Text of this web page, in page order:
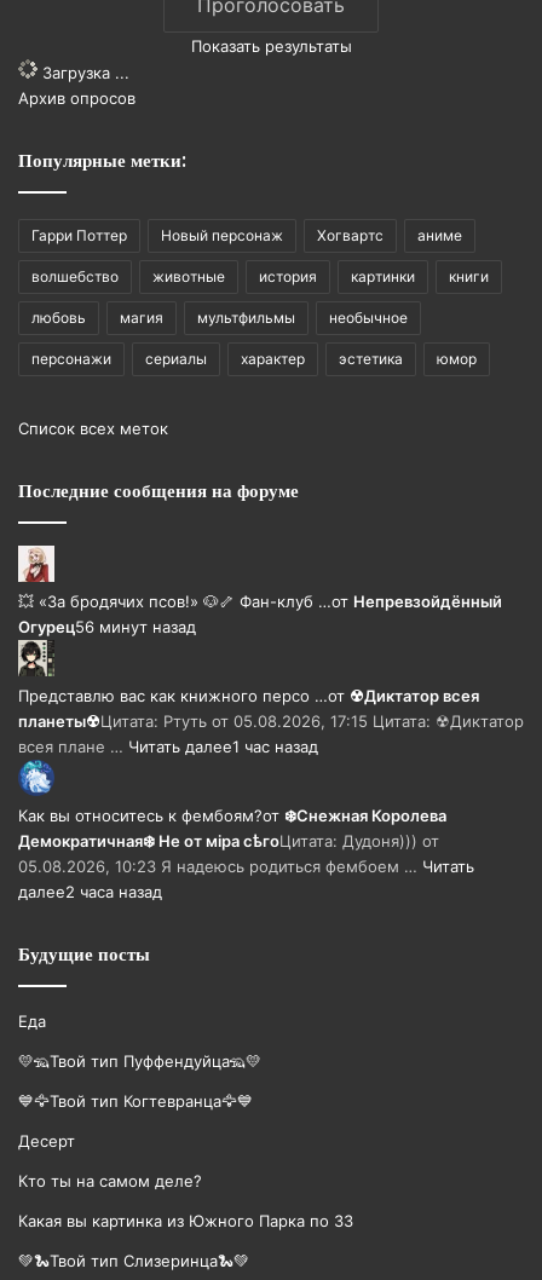
Показать результаты
Загрузка ...
Архив опросов
Популярные метки:
Гарри Поттер Новый персонаж Хогвартс аниме
волшебство животные история картинки книги
любовь магия мультфильмы необычное
персонажи сериалы характер эстетика юмор
Список всех меток
Последние сообщения на форуме
💥 «За бродячих псов!» 🐶🦴 Фан-клуб …от Непревзойдëнный
Огурец56 минут назад
Представлю вас как книжного персо …от ☢Диктатор всея
планеты☢Цитата: Ртуть от 05.08.2026, 17:15 Цитата: ☢Диктатор
всея плане … Читать далее1 час назад
Как вы относитесь к фембоям?от ❄️Снежная Королева
Демократичная❄️ Не от мiра сѣгоЦитата: Дудоня))) от
05.08.2026, 10:23 Я надеюсь родиться фембоем … Читать
далее2 часа назад
Будущие посты
Еда
💛🦡Твой тип Пуффендуйца🦡💛
💙🦅Твой тип Когтевранца🦅💙
Десерт
Кто ты на самом деле?
Какая вы картинка из Южного Парка по ЗЗ
💚🐍Твой тип Слизеринца🐍💚